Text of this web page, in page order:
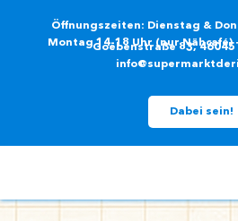
Öffnungszeiten: Dienstag &
Montag 14-18 Uhr (nur Nähcafé)
Goebenstraße 83,
Dabei sein!